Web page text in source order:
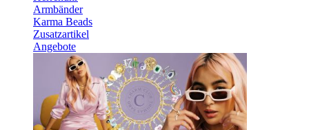
Armbänder
Karma Beads
Zusatzartikel
Angebote